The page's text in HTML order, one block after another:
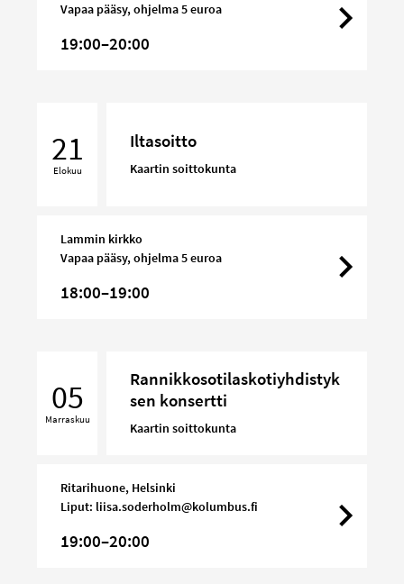
Vapaa pääsy, ohjelma 5 euroa
19:00–20:00
21
Elokuu
Iltasoitto
Kaartin soittokunta
Lammin kirkko
Vapaa pääsy, ohjelma 5 euroa
18:00–19:00
05
Marraskuu
Rannikkosotilaskotiyhdistyk
sen konsertti
Kaartin soittokunta
Ritarihuone, Helsinki
Liput: liisa.soderholm@kolumbus.fi
19:00–20:00